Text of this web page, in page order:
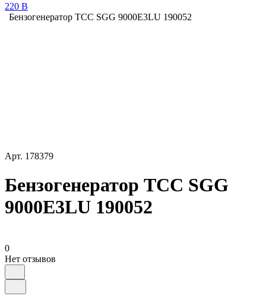
220 В
Бензогенератор ТСС SGG 9000E3LU 190052
Арт. 178379
Бензогенератор ТСС SGG
9000E3LU 190052
0
Нет отзывов